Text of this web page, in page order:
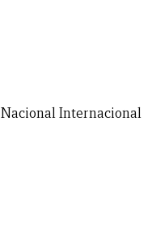
NacionalInternacional